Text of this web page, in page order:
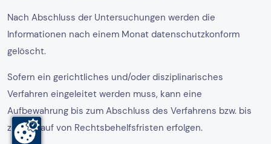
Nach Abschluss der Untersuchungen werden die
Informationen nach einem Monat datenschutzkonform
gelöscht.
Sofern ein gerichtliches und/oder disziplinarisches
Verfahren eingeleitet werden muss, kann eine
Aufbewahrung bis zum Abschluss des Verfahrens bzw. bis
zum Ablauf von Rechtsbehelfsfristen erfolgen.